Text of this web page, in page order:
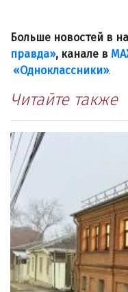
Больше новостей в
правда», канале в
«Одноклассники».
Читайте также